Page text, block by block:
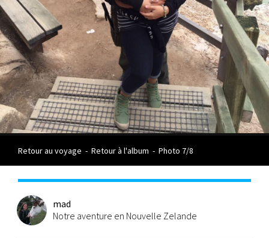
Retour au voyage - Retour à l'album - Photo 7/8
mad
Notre aventure en Nouvelle Zelande